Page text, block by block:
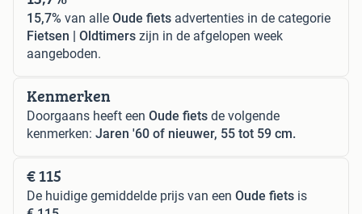
15,7% van alle Oude fiets advertenties in de categorie
Fietsen | Oldtimers zijn in de afgelopen week
aangeboden.
Kenmerken
Doorgaans heeft een Oude fiets de volgende
kenmerken: Jaren '60 of nieuwer, 55 tot 59 cm.
€ 115
De huidige gemiddelde prijs van een Oude fiets is